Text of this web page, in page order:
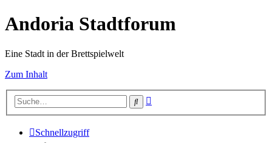
Andoria Stadtforum
Eine Stadt in der Brettspielwelt
Zum Inhalt
Suche
Schnellzugriff